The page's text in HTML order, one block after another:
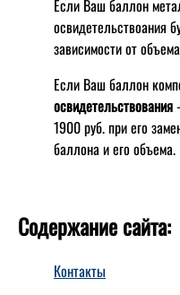
Если Ваш баллон
освидетельствоания
зависимости от
Если Ваш баллон
освидетельствования
1900 руб. при его
баллона и его объема.
Содержание сайта:
Контакты